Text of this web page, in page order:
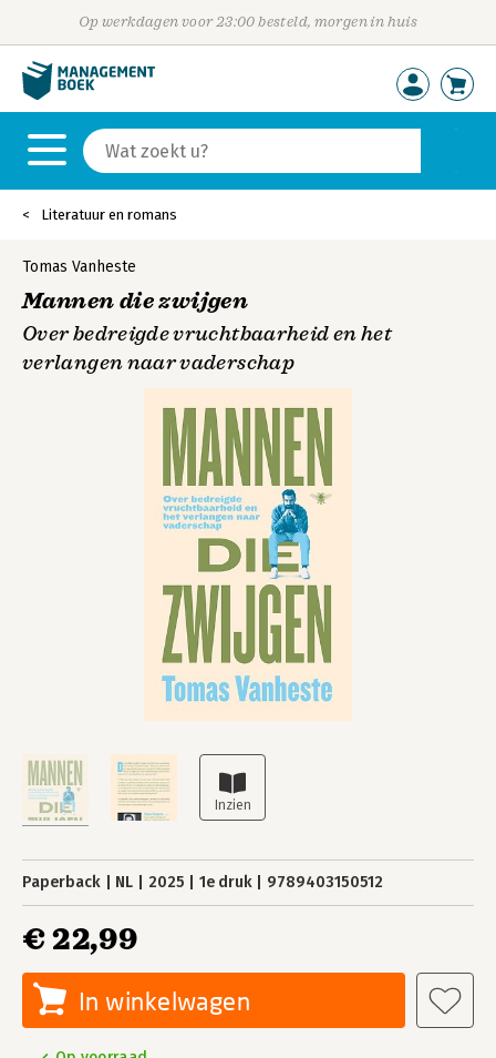
Op werkdagen voor 23:00 besteld, morgen in huis
Literatuur en romans
Tomas Vanheste
Mannen die zwijgen
Over bedreigde vruchtbaarheid en het
verlangen naar vaderschap
Paperback NL 2025 1e druk 9789403150512
€ 22,99
In winkelwagen